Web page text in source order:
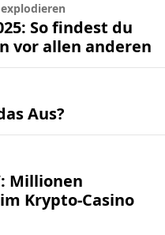
So findest du
vor allen anderen
Aus?
Millionen
Krypto-Casino